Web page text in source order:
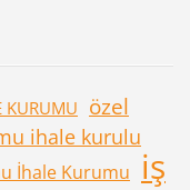
KURUMU özel
ihale kurulu
İhale Kurumu iş